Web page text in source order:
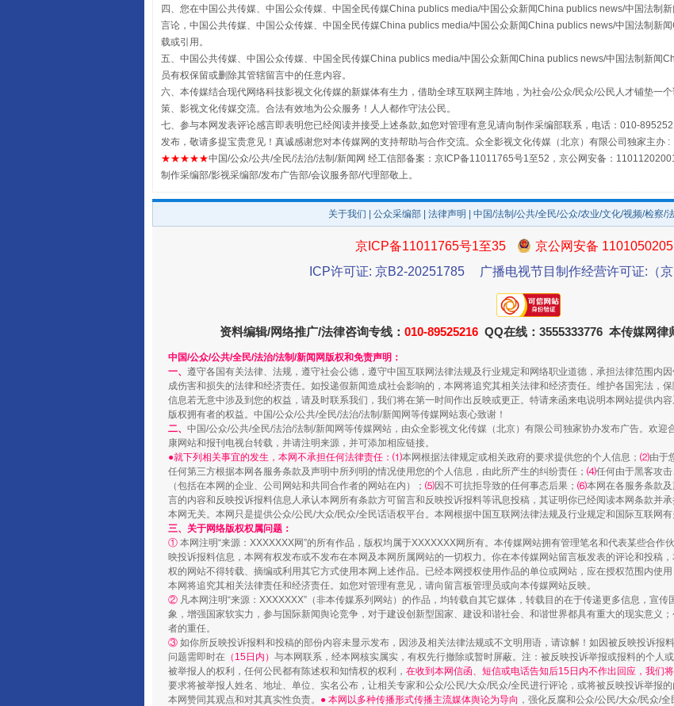
全民健身五年计划来了！等你上场 事关残疾人未来5年
阿坝州三大球赛在茂县开幕 规模最大的光氢储一体化项目
国家大学科技园优化重塑工作 镜头丨大暑三秋近
扯下公款旅游的“隐身衣” 如何以同查同治破解风腐交织难题
四、您在中国公共传媒、中国公众传媒、中国全民传媒China publics media/中国公众新闻China publics news/中国法制
言论，中国公共传媒、中国公众传媒、中国全民传媒China publics media/中国公众新闻China publics news/中国法制新
载或引用。
五、中国公共传媒、中国公众传媒、中国全民传媒China publics media/中国公众新闻China publics news/中国法制新闻
员有权保留或删除其管辖留言中的任意内容。
六、本传媒结合现代网络科技影视文化传媒的新媒体有生力，借助全球互联网主阵地，为社会/公众/民众/公民人才铺垫一
策、影视文化传媒交流。合法有效地为公众服务！人人都作守法公民。
七、参与本网发表评论感言即表明您已经阅读并接受上述条款,如您对管理有意见请向制作采编部联系，电话：010-
发布，敬请多提宝贵意见！真诚感谢您对本传媒网的支持帮助与合作交流。众全影视文化传媒（北京）有限公司独家主办 :
★★★★★中国/公众/公共/全民/法治/法制/新闻网 经工信部备案：京ICP备11011765号1至52，京公网安备：
制作采编部/影视采编部/发布广告部/会议服务部/代理部敬上。
关于我们 公众采编部 法律声明 | 中国/法制/公共/全民/公众/农业/文化/视频/检察/
京ICP备11011765号1至35
京公网安备
ICP许可证: 京B2-20251785
广播电视节目制作经营许可证:（
资料编辑/网络推广/法律咨询专线： 010-89525216 QQ在线：3555333776 本传媒网律
中国/公众/公共/全民/法治/法制/新闻网版权和免责声明：
一、 遵守各国有关法律、法规，遵守社会公德，遵守中国互联网法律法规及行业规定和网络职业道德，承担法律范围内
成伤害和损失的法律和经济责任。如投递假新闻造成社会影响的，本网将追究其相关法律和经济责任。维护各国宪法，
信息若无意中涉及到您的权益，请及时联系我们，我们将在第一时间作出反映或更正。特请来函来电说明本网站提供内
版权拥有者的权益。中国/公众/公共/全民/法治/法制/新闻网等传媒网站衷心致谢！
二、 中国/公众/公共/全民/法治/法制/新闻网等传媒网站，由众全影视文化传媒（北京）有限公司独家协办发布广告。欢
康网站和报刊电视台转载，并请注明来源，并可添加相应链接。
●就下列相关事宜的发生，本网不承担任何法律责任：⑴本网根据法律规定或相关政府的要求提供您的个人信息； ⑵由于
任何第三方根据本网各服务条款及声明中所列明的情况使用您的个人信息，由此所产生的纠纷责任； ⑷任何由于黑客攻
（包括在本网的企业、公司网站和共同合作者的网站在内）； ⑸因不可抗拒导致的任何事态后果； ⑹本网在各服务条款
言的内容和反映投诉报料信息人承认本网所有条款方可留言和反映投诉报料等讯息投稿，其证明你已经阅读本网条款并
本网无关。本网只是提供公众/公民/大众/民众/全民话语权平台。本网根据中国互联网法律法规及行业规定和国际互联网有
三、关于网络版权权属问题：
① 本网注明“来源：XXXXXXX网”的所有作品，版权均属于XXXXXXX网所有。本传媒网站拥有管理笔名和代表某些合作
映投诉报料信息，本网有权发布或不发布在本网及本网所属网站的一切权力。你在本传媒网站留言板发表的评论和投稿
权的网站不得转载、摘编或利用其它方式使用本网上述作品。已经本网授权使用作品的单位或网站，应在授权范围内使用
本网将追究其相关法律责任和经济责任。如您对管理有意见，请向留言板管理员或向本传媒网站反映。
② 凡本网注明“来源：XXXXXXX”（非本传媒系列网站）的作品，均转载自其它媒体，转载目的在于传递更多信息，宣
象，增强国家软实力，参与国际新闻舆论竞争，对于建设创新型国家、建设和谐社会、和谐世界都具有重大的现实意义
者的重任。
③ 如你所反映投诉报料和投稿的部份内容未显示发布，因涉及相关法律法规或不文明用语，请谅解！如因被反映投诉报
问题需即时在 （15日内） 与本网联系，经本网核实属实，有权先行撤除或暂时屏蔽。注：被反映投诉举报或报料的个人
被举报人的权利，任何公民都有陈述权和知情权的权利， 在收到本网信函、短信或电话告知后15日内不作出回应，我们
要求将被举报人姓名、地址、单位、实名公布，让相关专家和公众/公民/大众/民众/全民进行评论，或将被反映投诉举报
本网赞同其观点和对其真实性负责。 ● 本网以多种传播形式传播主流媒体舆论为导向 ，强化反腐和公众/公民/大众/民众/